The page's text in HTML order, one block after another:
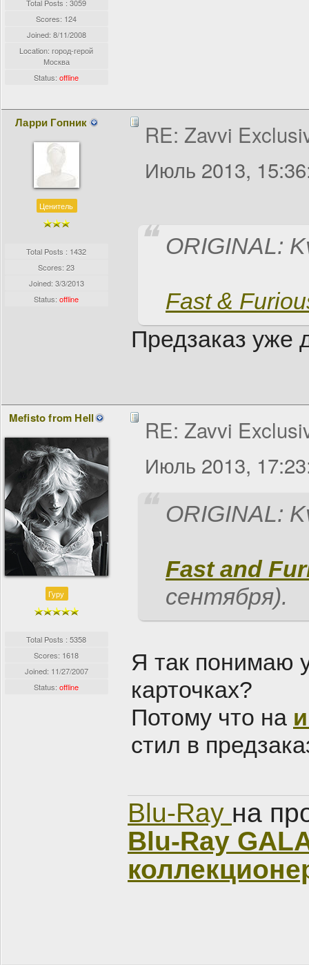
Total Posts : 3059
Scores: 124
Joined: 8/11/2008
Location: город-герой
Москва
Status:offline
Ларри Гопник
Ценитель
Total Posts : 1432
Scores: 23
Joined: 3/3/2013
Status:offline
RE: Zavvi
Июль 2013,
ORIGINAL:
Fast &
Предзаказ уже
Mefisto from Hell
Гуру
Total Posts : 5358
Scores: 1618
Joined: 11/27/2007
Status:offline
RE: Zavvi
Июль 2013,
ORIGINAL:
Fast and
сентября).
Я так понимаю
карточках?
Потому что на
стил в
Blu-Ray на
Blu-Ray